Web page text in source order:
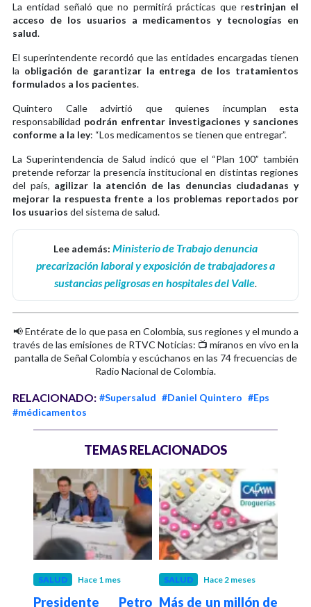
La entidad señaló que no permitirá prácticas que restrinjan el
acceso de los usuarios a medicamentos y tecnologías en
salud.
El superintendente recordó que las entidades encargadas tienen
la obligación de garantizar la entrega de los tratamientos
formulados a los pacientes.
Quintero Calle advirtió que quienes incumplan esta
responsabilidad podrán enfrentar investigaciones y sanciones
conforme a la ley: “Los medicamentos se tienen que entregar”.
La Superintendencia de Salud indicó que el “Plan 100” también
pretende reforzar la presencia institucional en distintas regiones
del país, agilizar la atención de las denuncias ciudadanas y
mejorar la respuesta frente a los problemas reportados por
los usuarios del sistema de salud.
Lee además: Ministerio de Trabajo denuncia
precarización laboral y exposición de trabajadores a
sustancias peligrosas en hospitales del Valle.
📢 Entérate de lo que pasa en Colombia, sus regiones y el mundo a
través de las emisiones de RTVC Noticias: 📺 míranos en vivo en la
pantalla de Señal Colombia y escúchanos en las 74 frecuencias de
Radio Nacional de Colombia.
RELACIONADO: #Supersalud #Daniel Quintero #Eps
#médicamentos
TEMAS RELACIONADOS
SALUD Hace 1 mes
Presidente Petro
SALUD Hace 2 meses
Más de un millón de